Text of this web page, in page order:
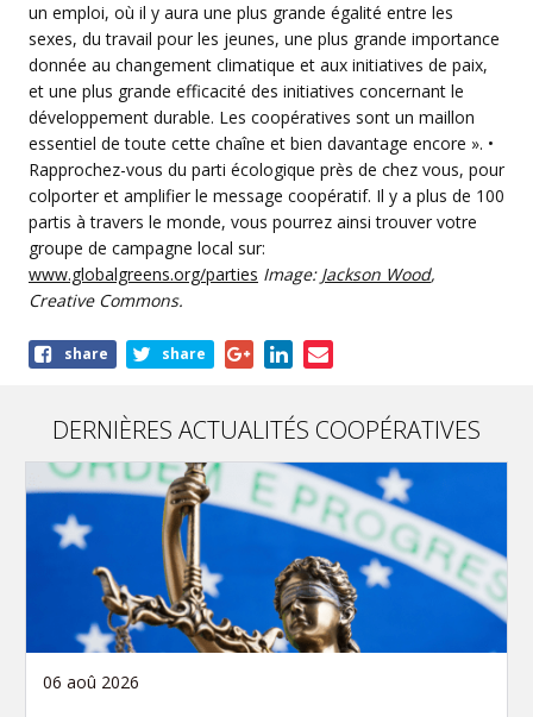
un emploi, où il y aura une plus grande égalité entre les
sexes, du travail pour les jeunes, une plus grande importance
donnée au changement climatique et aux initiatives de paix,
et une plus grande efficacité des initiatives concernant le
développement durable. Les coopératives sont un maillon
essentiel de toute cette chaîne et bien davantage encore ». •
Rapprochez-vous du parti écologique près de chez vous, pour
colporter et amplifier le message coopératif. Il y a plus de 100
partis à travers le monde, vous pourrez ainsi trouver votre
groupe de campagne local sur:
www.globalgreens.org/parties Image: Jackson Wood,
Creative Commons.
Shareshare share
DERNIÈRES ACTUALITÉS COOPÉRATIVES
06 aoû 2026